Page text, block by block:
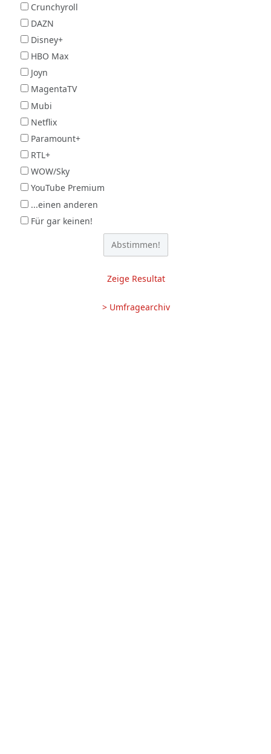
Crunchyroll
DAZN
Disney+
HBO Max
Joyn
MagentaTV
Mubi
Netflix
Paramount+
RTL+
WOW/Sky
YouTube Premium
...einen anderen
Für gar keinen!
Zeige Resultat
> Umfragearchiv